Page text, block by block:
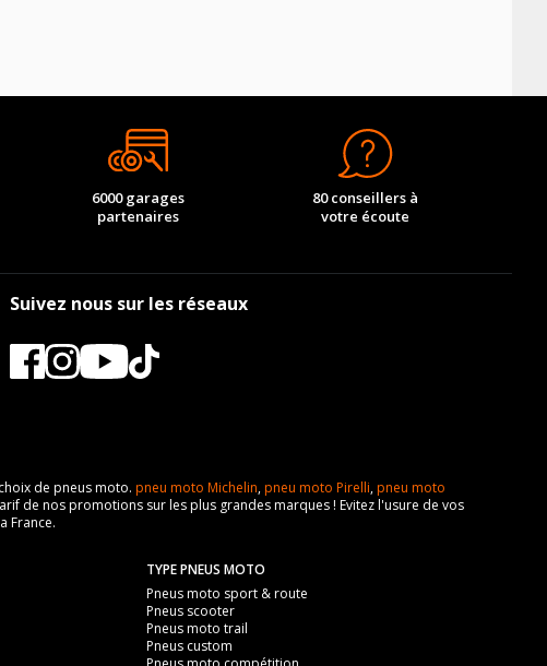
6000 garages
partenaires
80 conseillers à
votre écoute
Suivez nous sur les réseaux
de pneus moto. pneu moto Michelin,pneu moto Pirelli,pneu moto
de nos promotions sur les plus grandes marques ! Evitez l'usure de vos
France.
TYPE PNEUS MOTO
Pneus moto sport & route
Pneus scooter
Pneus moto trail
Pneus custom